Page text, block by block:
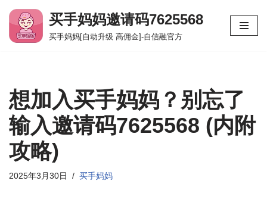
跳
至
买手妈妈邀请码7625568
买手妈妈[自动升级 高佣金]-自信融官方
想加入买手妈妈？别忘了
输入邀请码7625568 (内附
攻略)
2025年3月30日 买手妈妈